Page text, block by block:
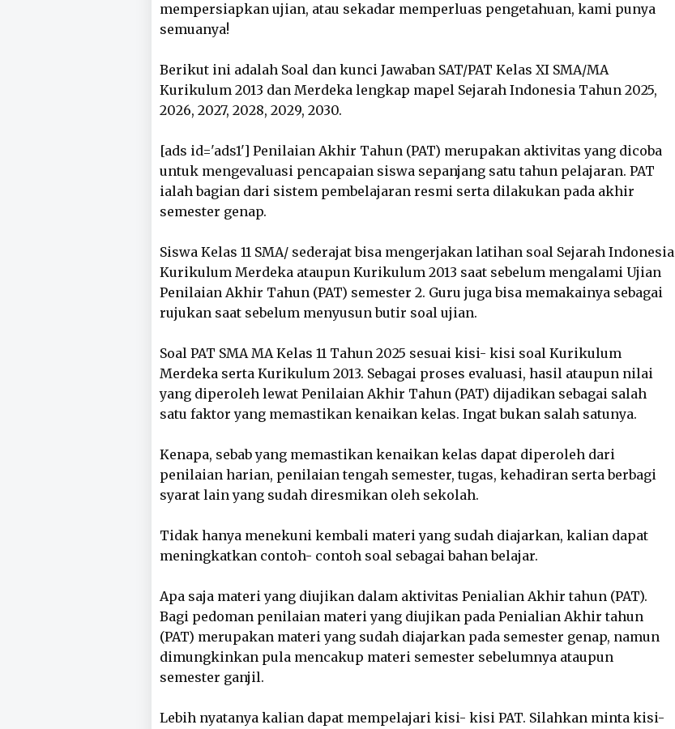
mempersiapkan ujian, atau sekadar memperluas pengetahuan, kami punya
semuanya!
Berikut ini adalah Soal dan kunci Jawaban SAT/PAT Kelas XI SMA/MA
Kurikulum 2013 dan Merdeka lengkap mapel Sejarah Indonesia Tahun 2025,
2026, 2027, 2028, 2029, 2030.
[ads id='ads1'] Penilaian Akhir Tahun (PAT) merupakan aktivitas yang dicoba
untuk mengevaluasi pencapaian siswa sepanjang satu tahun pelajaran. PAT
ialah bagian dari sistem pembelajaran resmi serta dilakukan pada akhir
semester genap.
Siswa Kelas 11 SMA/ sederajat bisa mengerjakan latihan soal Sejarah Indonesia
Kurikulum Merdeka ataupun Kurikulum 2013 saat sebelum mengalami Ujian
Penilaian Akhir Tahun (PAT) semester 2. Guru juga bisa memakainya sebagai
rujukan saat sebelum menyusun butir soal ujian.
Soal PAT SMA MA Kelas 11 Tahun 2025 sesuai kisi- kisi soal Kurikulum
Merdeka serta Kurikulum 2013. Sebagai proses evaluasi, hasil ataupun nilai
yang diperoleh lewat Penilaian Akhir Tahun (PAT) dijadikan sebagai salah
satu faktor yang memastikan kenaikan kelas. Ingat bukan salah satunya.
Kenapa, sebab yang memastikan kenaikan kelas dapat diperoleh dari
penilaian harian, penilaian tengah semester, tugas, kehadiran serta berbagi
syarat lain yang sudah diresmikan oleh sekolah.
Tidak hanya menekuni kembali materi yang sudah diajarkan, kalian dapat
meningkatkan contoh- contoh soal sebagai bahan belajar.
Apa saja materi yang diujikan dalam aktivitas Penialian Akhir tahun (PAT).
Bagi pedoman penilaian materi yang diujikan pada Penialian Akhir tahun
(PAT) merupakan materi yang sudah diajarkan pada semester genap, namun
dimungkinkan pula mencakup materi semester sebelumnya ataupun
semester ganjil.
Lebih nyatanya kalian dapat mempelajari kisi- kisi PAT. Silahkan minta kisi-